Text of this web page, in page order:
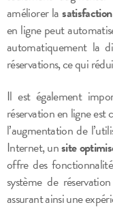
améliorer la
en ligne peut
automatiquement la
réservations, ce qui
Il est également
réservation en ligne est
l’augmentation de
Internet, unsite
offre des
système de
assurant ainsi une